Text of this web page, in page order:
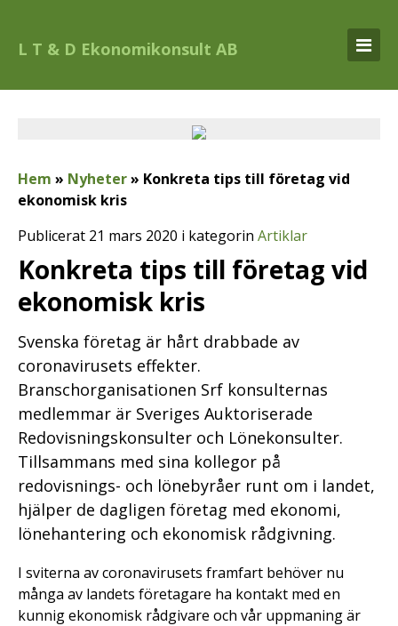
L T & D Ekonomikonsult AB
Hem » Nyheter» Konkreta tips till företag vid
ekonomisk kris
Publicerat 21 mars 2020 i kategorin Artiklar
Konkreta tips till företag vid
ekonomisk kris
Svenska företag är hårt drabbade av
coronavirusets effekter.
Branschorganisationen Srf konsulternas
medlemmar är Sveriges Auktoriserade
Redovisningskonsulter och Lönekonsulter.
Tillsammans med sina kollegor på
redovisnings- och lönebyråer runt om i landet,
hjälper de dagligen företag med ekonomi,
lönehantering och ekonomisk rådgivning.
I sviterna av coronavirusets framfart behöver nu
många av landets företagare ha kontakt med en
kunnig ekonomisk rådgivare och vår uppmaning är